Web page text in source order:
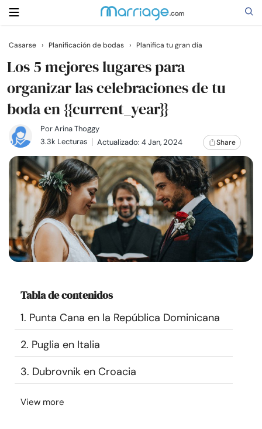
Buscar
Casarse
Relaciones
Familia
Ayuda
Cursos
Comunidad
Encuentra un terapeuta
Idioma
Casarse › Planificación de bodas › Planifica tu gran día
Los 5 mejores lugares para
organizar las celebraciones de tu
boda en {{current_year}}
PorArina Thoggy
3.3k Lecturas
Actualizado: 4 Jan, 2024 Share
Tabla de contenidos
1. Punta Cana en la República Dominicana
2. Puglia en Italia
3. Dubrovnik en Croacia
View more